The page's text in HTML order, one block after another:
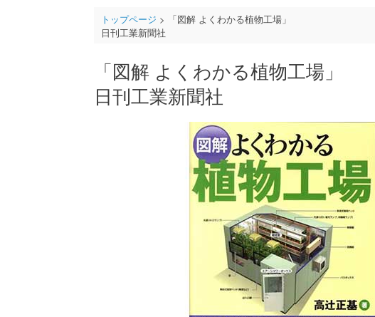
トップページ >
「図解 よくわかる植物工場」
日刊工業新聞社
「図解 よくわかる植物工場」
日刊工業新聞社